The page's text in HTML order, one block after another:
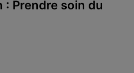
: Prendre soin du